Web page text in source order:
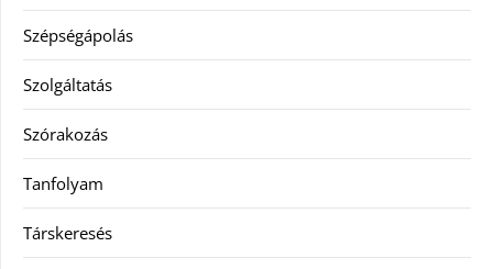
Szépségápolás
Szolgáltatás
Szórakozás
Tanfolyam
Társkeresés